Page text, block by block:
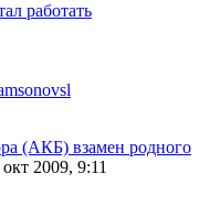
работать
(АКБ) взамен родного
2009, 9:11